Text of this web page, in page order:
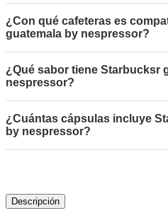
¿Con qué cafeteras es
guatemala by nespressor?
¿Qué sabor tiene Starbucksr
nespressor?
¿Cuántas cápsulas incluye
by nespressor?
Descripción